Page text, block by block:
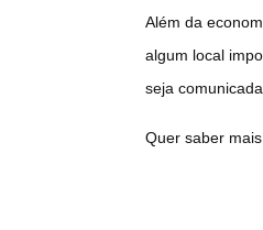
Além da
algum local
seja
Quer saber